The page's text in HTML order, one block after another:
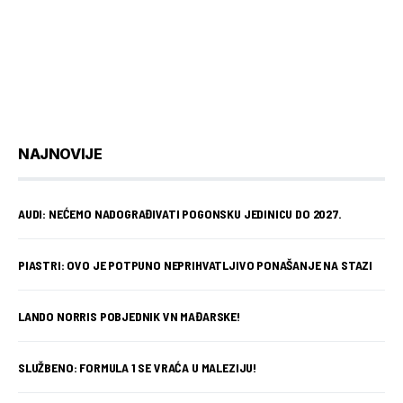
NAJNOVIJE
AUDI: NEĆEMO NADOGRAĐIVATI POGONSKU JEDINICU DO 2027.
PIASTRI: OVO JE POTPUNO NEPRIHVATLJIVO PONAŠANJE NA STAZI
LANDO NORRIS POBJEDNIK VN MAĐARSKE!
SLUŽBENO: FORMULA 1 SE VRAĆA U MALEZIJU!